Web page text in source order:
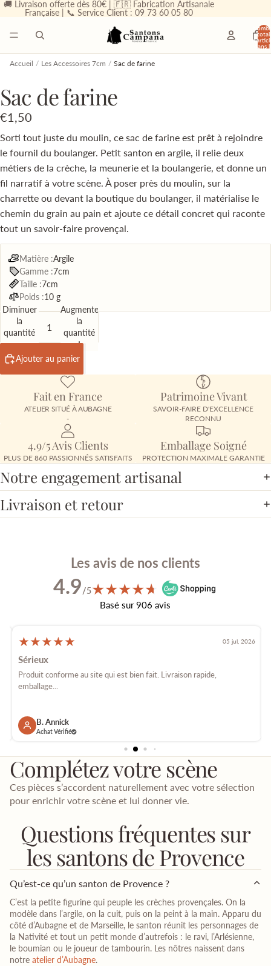
🚚 Livraison offerte dès 80€ | 🇫🇷 Fabrication Artisanale
Française | 📞 Service Client : 09 73 60 05 80
total
dans
Accueil / Les Accessoires 7cm / Sac de farine
Sac de farine
€1,50
Sorti tout juste du moulin, ce sac de farine est prêt à rejoindre
le fournil du boulanger. Petit santon en argile, il relie deux
métiers de la crèche, la meunerie et la boulangerie, et donne un
fil narratif à votre scène. À poser près du moulin, sur la
charrette ou devant la boutique du boulanger, il matérialise le
chemin du grain au pain et ajoute ce détail concret qui raconte
tout un savoir-faire provençal.
Matière :Argile
Gamme :7cm
Taille :7cm
Poids :10 g
Diminuer
la
quantité
Augmenter
la
quantité
Ajouter au panier
Fait en France
ATELIER SITUÉ À AUBAGNE
-
Patrimoine Vivant
SAVOIR-FAIRE D'EXCELLENCE
RECONNU
4.9/5 Avis Clients
PLUS DE 860 PASSIONNÉS SATISFAITS
Emballage Soigné
PROTECTION MAXIMALE GARANTIE
Notre engagement artisanal
Livraison et retour
Les avis de nos clients
4.9/5★★★★★
★
Basé sur 906 avis
★★★★★ 05 jul, 2026
Sérieux
Produit conforme au site qui est bien fait. Livraison rapide,
emballage...
B. Annick
Achat Vérifié
Complétez votre scène
Ces pièces s’accordent naturellement avec votre sélection
pour enrichir votre scène et lui donner vie.
Questions fréquentes sur
les santons de Provence
Qu’est-ce qu’un santon de Provence ?
C’est la petite figurine qui peuple les crèches provençales. On la
modèle dans l’argile, on la cuit, puis on la peint à la main. Apparu du
côté d’Aubagne et de Marseille, le santon réunit les personnages de
la Nativité et tout un petit monde d’autrefois : le ravi, l’Arlésienne,
le boumian ou le joueur de tambourin. Les nôtres naissent dans
notre atelier d’Aubagne.